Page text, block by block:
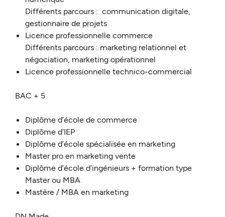
Différents parcours : communication digitale,
gestionnaire de projets
Licence professionnelle commerce
Différents parcours : marketing relationnel et
négociation, marketing opérationnel
Licence professionnelle technico-commercial
BAC + 5
Diplôme d’école de commerce
Diplôme d’IEP
Diplôme d’école spécialisée en marketing
Master pro en marketing vente
Diplôme d’école d’ingénieurs + formation type
Master ou MBA
Mastère / MBA en marketing